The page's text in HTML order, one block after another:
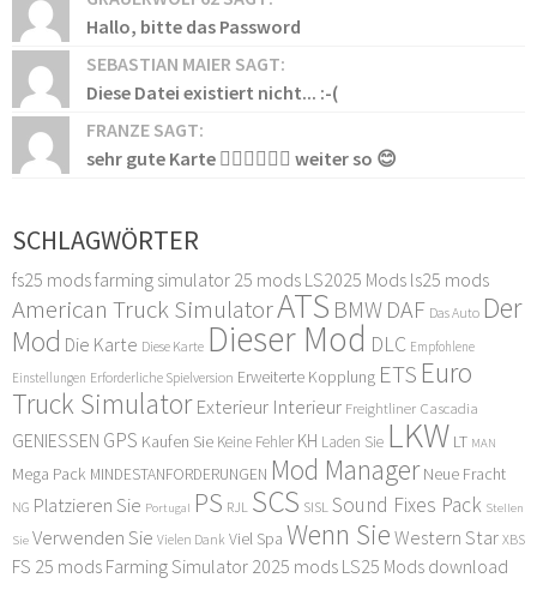
Hallo, bitte das Password
SEBASTIAN MAIER SAGT:
Diese Datei existiert nicht... :-(
FRANZE SAGT:
sehr gute Karte 👍🏻👍🏻👍🏻 weiter so 😊
SCHLAGWÖRTER
fs25 modsfarming simulator 25 mods LS2025 Mods ls25 mods
American Truck SimulatorATS BMW DAF Das Auto Der
Mod Die Karte Diese Karte Dieser Mod DLC Empfohlene
Einstellungen Erforderliche Spielversion Erweiterte Kopplung ETS Euro
Truck Simulator Exterieur Interieur Freightliner Cascadia
GENIESSEN GPS Kaufen Sie Keine Fehler KH Laden Sie LKW LT MAN
Mega Pack MINDESTANFORDERUNGEN Mod Manager Neue Fracht
NG Platzieren Sie Portugal PS RJL SCS SISLSound Fixes Pack Stellen
Sie Verwenden Sie Vielen Dank Viel Spa Wenn Sie Western Star XBS
FS 25 mods Farming Simulator 2025 mods LS25 Mods download